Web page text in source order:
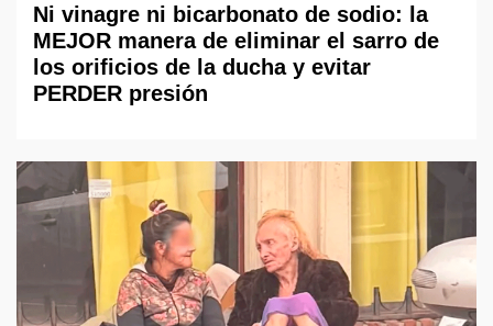
Ni vinagre ni bicarbonato de sodio: la
MEJOR manera de eliminar el sarro de
los orificios de la ducha y evitar
PERDER presión